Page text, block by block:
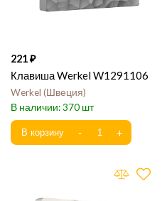
221
Клавиша Werkel W1291106
Werkel Швеция
370